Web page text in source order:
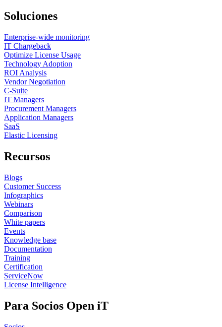
Soluciones
Enterprise-wide monitoring
IT Chargeback
Optimize License Usage
Technology Adoption
ROI Analysis
Vendor Negotiation
C-Suite
IT Managers
Procurement Managers
Application Managers
SaaS
Elastic Licensing
Recursos
Blogs
Customer Success
Infographics
Webinars
Comparison
White papers
Events
Knowledge base
Documentation
Training
Certification
ServiceNow
License Intelligence
Para Socios Open iT